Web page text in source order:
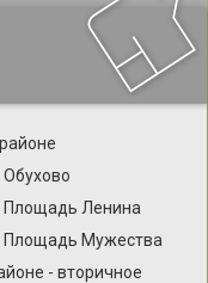
Площадь Ленина
Площадь Мужества
- вторичное